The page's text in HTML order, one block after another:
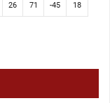
26 71 -45 18